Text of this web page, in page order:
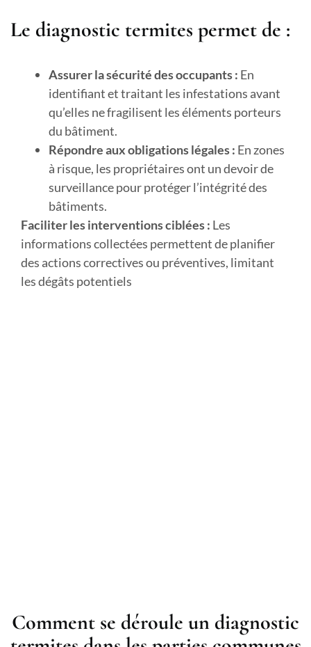
Le diagnostic termites permet de :
Assurer la sécurité des occupants : En
identifiant et traitant les infestations avant
qu’elles ne fragilisent les éléments porteurs
du bâtiment.
Répondre aux obligations légales : En zones
à risque, les propriétaires ont un devoir de
surveillance pour protéger l’intégrité des
bâtiments.
Faciliter les interventions ciblées : Les
informations collectées permettent de planifier
des actions correctives ou préventives, limitant
les dégâts potentiels
Comment se déroule un diagnostic